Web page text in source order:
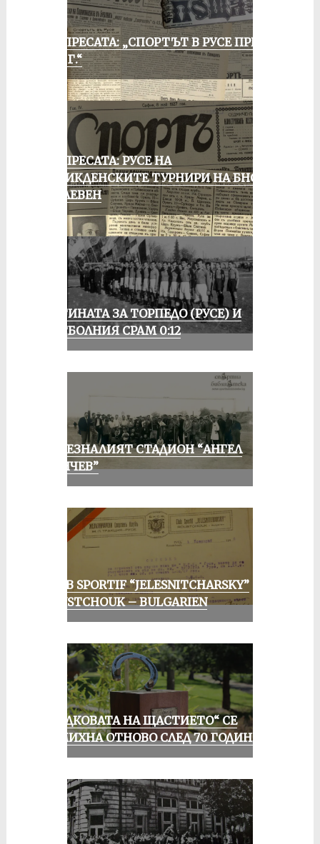
ОТ ПРЕСАТА: „СПОРТЪТ В РУСЕ ПРЕЗ
1935 Г.“
ОТ ПРЕСАТА: РУСЕ НА
ВЕЛИКДЕНСКИТЕ ТУРНИРИ НА БНСФ
В ПЛЕВЕН
ИСТИНАТА ЗА ТОРПЕДО (РУСЕ) И
ФУТБОЛНИЯ СРАМ 0:12
ИЗЧЕЗНАЛИЯТ СТАДИОН “АНГЕЛ
КЪНЧЕВ”
CLUB SPORTIF “JELESNITCHARSKY”
ROUSTCHOUK – BULGARIEN
„ПОДКОВАТА НА ЩАСТИЕТО“ СЕ
УСМИХНА ОТНОВО СЛЕД 70 ГОДИНИ